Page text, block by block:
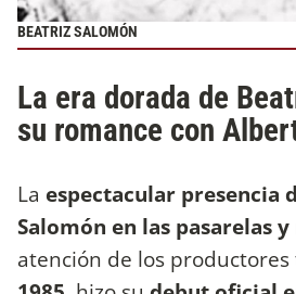
BEATRIZ SALOMÓN
La era dorada de
su romance con
La espectacular presencia
Salomón en las pasarelas
atención de los productores